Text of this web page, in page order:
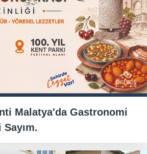
Malatya'da Gastronomi